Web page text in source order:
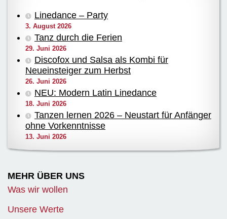
Linedance – Party
3. August 2026
Tanz durch die Ferien
29. Juni 2026
Discofox und Salsa als Kombi für
Neueinsteiger zum Herbst
26. Juni 2026
NEU: Modern Latin Linedance
18. Juni 2026
Tanzen lernen 2026 – Neustart für Anfänger
ohne Vorkenntnisse
13. Juni 2026
MEHR ÜBER UNS
Was wir wollen
Unsere Werte